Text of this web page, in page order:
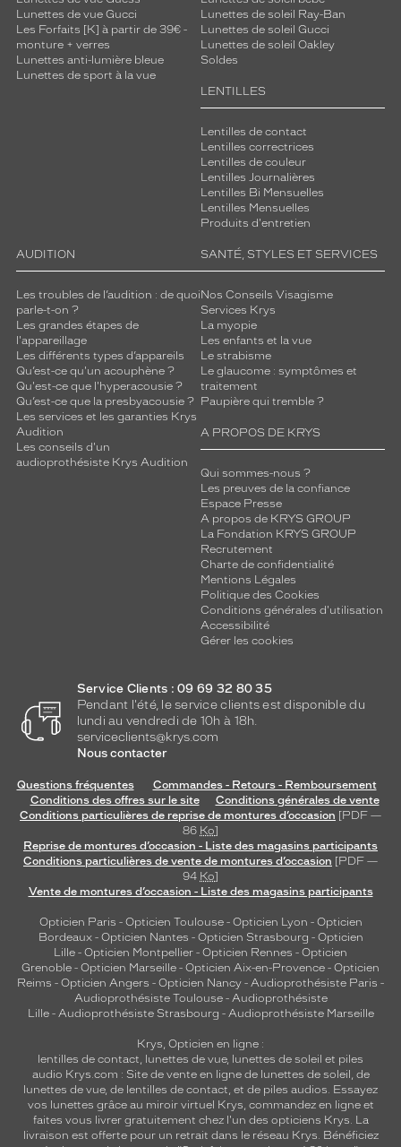
Lunettes de vue Gucci
Les Forfaits [K] à partir de 39€ -
monture + verres
Lunettes anti-lumière bleue
Lunettes de sport à la vue
Lunettes de soleil Ray-Ban
Lunettes de soleil Gucci
Lunettes de soleil Oakley
Soldes
LENTILLES
Lentilles de contact
Lentilles correctrices
Lentilles de couleur
Lentilles Journalières
Lentilles Bi Mensuelles
Lentilles Mensuelles
Produits d'entretien
AUDITION
Les troubles de l’audition : de quoi
parle-t-on ?
Les grandes étapes de
l'appareillage
Les différents types d’appareils
Qu’est-ce qu'un acouphène ?
Qu'est-ce que l'hyperacousie ?
Qu’est-ce que la presbyacousie ?
Les services et les garanties Krys
Audition
Les conseils d'un
audioprothésiste Krys Audition
SANTÉ, STYLES ET SERVICES
Nos Conseils Visagisme
Services Krys
La myopie
Les enfants et la vue
Le strabisme
Le glaucome : symptômes et
traitement
Paupière qui tremble ?
A PROPOS DE KRYS
Qui sommes-nous ?
Les preuves de la confiance
Espace Presse
A propos de KRYS GROUP
La Fondation KRYS GROUP
Recrutement
Charte de confidentialité
Mentions Légales
Politique des Cookies
Conditions générales d'utilisation
Accessibilité
Gérer les cookies
Service Clients : 09 69 32 80 35
Pendant l'été, le service clients est disponible du
lundi au vendredi de 10h à 18h.
serviceclients@krys.com
Nous contacter
Questions fréquentes
Commandes - Retours - Remboursement
Conditions des offres sur le site
Conditions générales de vente
Conditions particulières de reprise de montures d’occasion [PDF —
86 Ko]
Reprise de montures d’occasion - Liste des magasins participants
Conditions particulières de vente de montures d’occasion [PDF —
94 Ko]
Vente de montures d’occasion - Liste des magasins participants
Opticien Paris - Opticien Toulouse- Opticien Lyon - Opticien
Bordeaux- Opticien Nantes - Opticien Strasbourg - Opticien
Lille - Opticien Montpellier - Opticien Rennes - Opticien
Grenoble - Opticien Marseille - Opticien Aix-en-Provence - Opticien
Reims - Opticien Angers - Opticien Nancy - Audioprothésiste Paris -
Audioprothésiste Toulouse- Audioprothésiste
Lille- Audioprothésiste Strasbourg - Audioprothésiste Marseille
Krys, Opticien en ligne :
lentilles de contact, lunettes de vue, lunettes de soleil et piles
audio Krys.com : Site de vente en ligne de lunettes de soleil, de
lunettes de vue, de lentilles de contact, et de piles audios. Essayez
vos lunettes grâce au miroir virtuel Krys, commandez en ligne et
faites vous livrer gratuitement chez l'un des opticiens Krys. La
livraison est offerte pour un retrait dans le réseau Krys. Bénéficiez